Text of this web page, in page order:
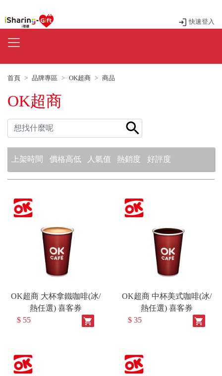
快速登入
首頁 品牌專區 OK超商 商品
OK超商
上架時間 價格高低 人氣值 熱銷度 好評度
OK超商 大杯拿鐵咖啡(冰/
熱任選) 喜客券
$ 55
shopping_cart
OK超商 中杯美式咖啡(冰/
熱任選) 喜客券
$ 35
shopping_cart